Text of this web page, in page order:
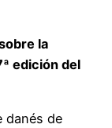
la
edición del
danés de